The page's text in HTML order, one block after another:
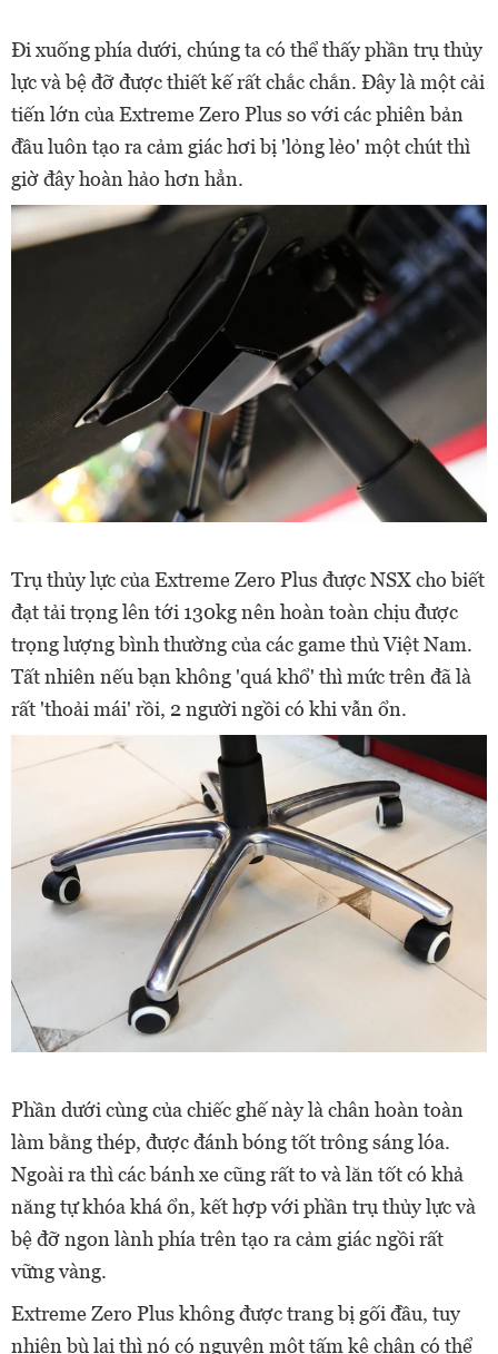
Đi xuống phía dưới, chúng ta có thể thấy phần trụ thủy
lực và bệ đỡ được thiết kế rất chắc chắn. Đây là một cải
tiến lớn của Extreme Zero Plus so với các phiên bản
đầu luôn tạo ra cảm giác hơi bị 'lỏng lẻo' một chút thì
giờ đây hoàn hảo hơn hẳn.
Trụ thủy lực của Extreme Zero Plus được NSX cho biết
đạt tải trọng lên tới 130kg nên hoàn toàn chịu được
trọng lượng bình thường của các game thủ Việt Nam.
Tất nhiên nếu bạn không 'quá khổ' thì mức trên đã là
rất 'thoải mái' rồi, 2 người ngồi có khi vẫn ổn.
Phần dưới cùng của chiếc ghế này là chân hoàn toàn
làm bằng thép, được đánh bóng tốt trông sáng lóa.
Ngoài ra thì các bánh xe cũng rất to và lăn tốt có khả
năng tự khóa khá ổn, kết hợp với phần trụ thủy lực và
bệ đỡ ngon lành phía trên tạo ra cảm giác ngồi rất
vững vàng.
Extreme Zero Plus không được trang bị gối đầu, tuy
nhiên bù lại thì nó có nguyên một tấm kê chân có thể